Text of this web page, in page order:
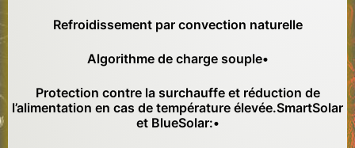
Refroidissement par convection naturelle
Algorithme de charge souple•
Protection contre la surchauffe et réduction de
l’alimentation en cas de température élevée.SmartSolar
et BlueSolar:•